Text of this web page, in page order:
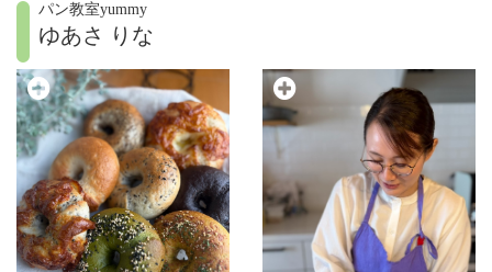
パン教室yummy
ゆあさ りな